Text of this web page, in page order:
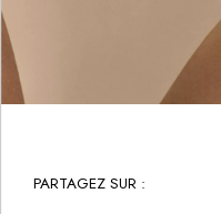
PARTAGEZ SUR :